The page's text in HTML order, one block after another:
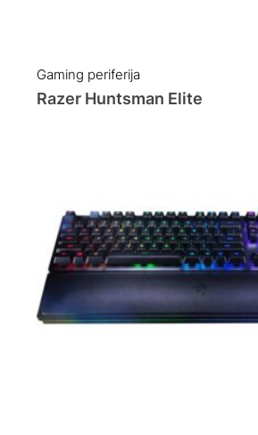
Gaming periferija
Razer Huntsman Elite